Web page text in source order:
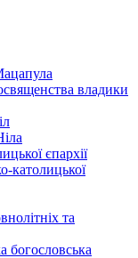
владики
єпархії
католицької
та
богословська